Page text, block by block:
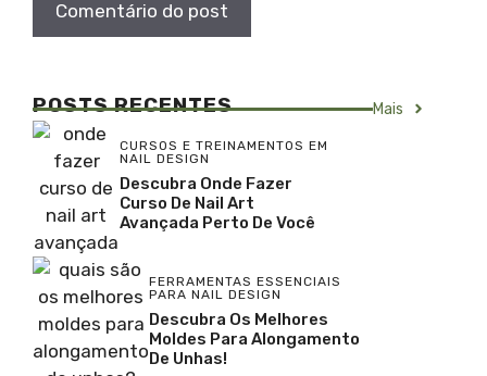
POSTS RECENTES Mais
CURSOS E TREINAMENTOS EM
NAIL DESIGN
Descubra Onde Fazer
Curso De Nail Art
Avançada Perto De Você
FERRAMENTAS ESSENCIAIS
PARA NAIL DESIGN
Descubra Os Melhores
Moldes Para Alongamento
De Unhas!